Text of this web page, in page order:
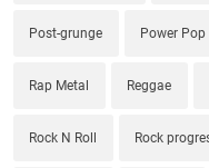
Post-grunge Power Pop
Rap Metal Reggae
Rock N Roll Rock